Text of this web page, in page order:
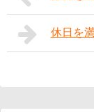
休日を